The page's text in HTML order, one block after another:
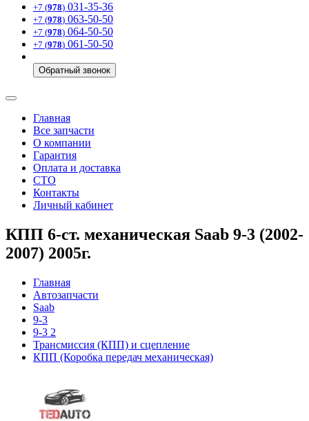
+7 (978) 031-35-36
+7 (978) 063-50-50
+7 (978) 064-50-50
+7 (978) 061-50-50
Обратный звонок
Главная
Все запчасти
О компании
Гарантия
Оплата и доставка
СТО
Контакты
Личный кабинет
КПП 6-ст. механическая Saab 9-3 (2002-
2007) 2005г.
Главная
Автозапчасти
Saab
9-3
9-3 2
Трансмиссия (КПП) и сцепление
КПП (Коробка передач механическая)